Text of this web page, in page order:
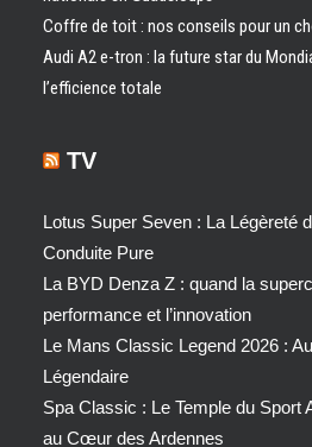
Coffre de toit : nos conseils pour un
Audi A2 e-tron : la future star du
l’efficience totale
TV
Lotus Super Seven : La Légèreté
Conduite Pure
La BYD Denza Z : quand la
performance et l’innovation
Le Mans Classic Legend 2026 :
Légendaire
Spa Classic : Le Temple du Sport
au Cœur des Ardennes